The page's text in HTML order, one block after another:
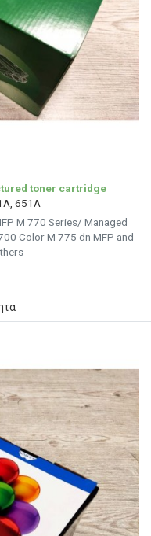
toner cartridge
651A
M 770 Series/ Managed
Color M 775 dn MFP and